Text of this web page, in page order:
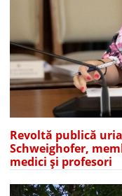
Revoltă publică
Schweighofer,
medici și profesori